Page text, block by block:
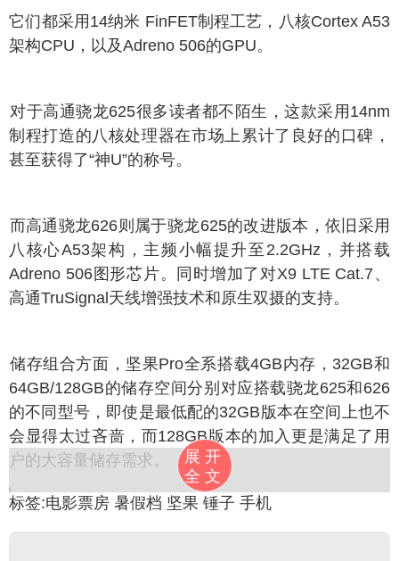
都采用14纳米 FinFET制程工艺，八核Cortex A53
架构CPU，以及Adreno 506的GPU。
高通骁龙625很多读者都不陌生，这款采用14nm
制程打造的八核处理器在市场上累计了良好的口碑，
甚至获得了“神U”的称号。
通骁龙626则属于骁龙625的改进版本，依旧采用
八核心A53架构，主频小幅提升至2.2GHz，并搭载
Adreno 506图形芯片。同时增加了对X9 LTE Cat.7、
高通TruSignal天线增强技术和原生双摄的支持。
组合方面，坚果Pro全系搭载4GB内存，32GB和
64GB/128GB的储存空间分别对应搭载骁龙625和626
的不同型号，即使是最低配的32GB版本在空间上也不
会显得太过吝啬，而128GB版本的加入更是满足了用
户的大容量储存需求。
]
展开
全文
标签:电影票房 暑假档 坚果 锤子 手机